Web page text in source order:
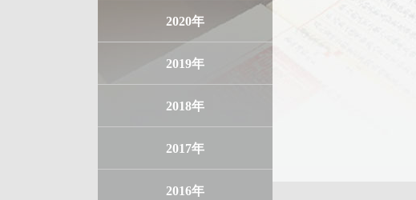
2020年
2019年
2018年
2017年
2016年